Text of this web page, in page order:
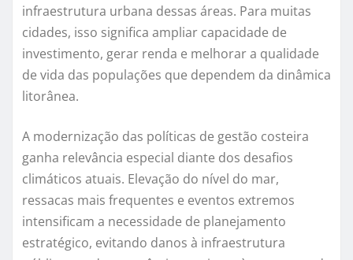
infraestrutura urbana dessas áreas. Para muitas
cidades, isso significa ampliar capacidade de
investimento, gerar renda e melhorar a qualidade
de vida das populações que dependem da dinâmica
litorânea.
A modernização das políticas de gestão costeira
ganha relevância especial diante dos desafios
climáticos atuais. Elevação do nível do mar,
ressacas mais frequentes e eventos extremos
intensificam a necessidade de planejamento
estratégico, evitando danos à infraestrutura